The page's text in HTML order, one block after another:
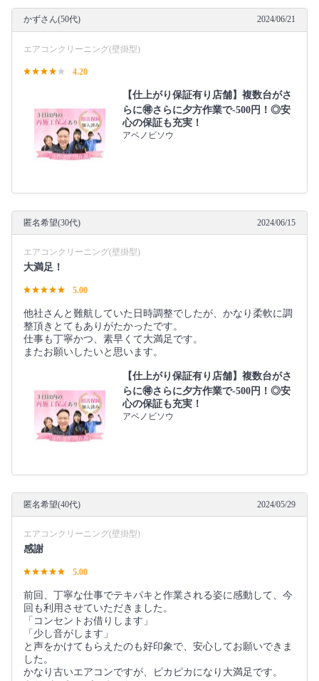
かずさん(50代) 2024/06/21
エアコンクリーニング(壁掛型)
4.20
【仕上がり保証有り店舗】複数台がさ
らに🉐さらに夕方作業で-500円！◎安
心の保証も充実！
アベノビソウ
匿名希望(30代) 2024/06/15
エアコンクリーニング(壁掛型)
大満足！
5.00
他社さんと難航していた日時調整でしたが、かなり柔軟に調
整頂きとてもありがたかったです。
仕事も丁寧かつ、素早くて大満足です。
またお願いしたいと思います。
【仕上がり保証有り店舗】複数台がさ
らに🉐さらに夕方作業で-500円！◎安
心の保証も充実！
アベノビソウ
匿名希望(40代) 2024/05/29
エアコンクリーニング(壁掛型)
感謝
5.00
前回、丁寧な仕事でテキパキと作業される姿に感動して、今
回も利用させていただきました。
「コンセントお借りします」
「少し音がします」
と声をかけてもらえたのも好印象で、安心してお願いできま
した。
かなり古いエアコンですが、ピカピカになり大満足です。